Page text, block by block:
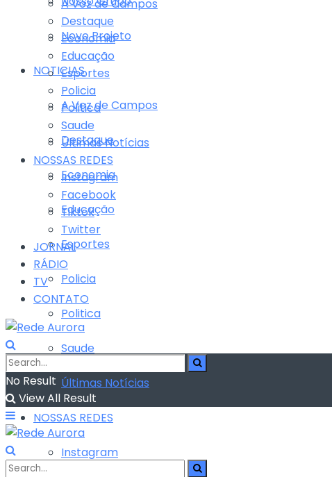
Novo Projeto
NOTICIAS
A Voz de Campos
Destaque
Economia
Educação
Esportes
Policia
Politica
Saude
Últimas Notícias
NOSSAS REDES
Instagram
A Voz de Campos
Destaque
Economia
Educação
Esportes
Policia
Politica
Saude
Últimas Notícias
NOSSAS REDES
Instagram
Facebook
Tiktok
Twitter
JORNAL
RÁDIO
TV
CONTATO
No Result
View All Result